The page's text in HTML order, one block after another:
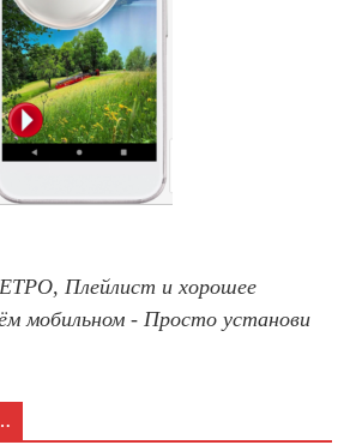
Плейлист и хорошее
мобильном - Просто установи